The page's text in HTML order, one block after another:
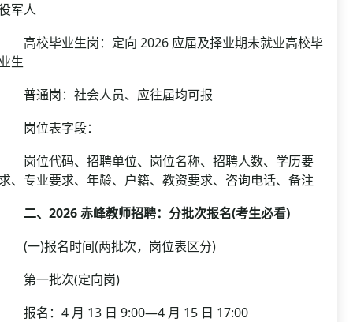
军人
校毕业生岗：定向 2026 应届及择业期未就业高校毕
生
通岗：社会人员、应往届均可报
位表字段：
位代码、招聘单位、岗位名称、招聘人数、学历要
、专业要求、年龄、户籍、教资要求、咨询电话、备注
、2026 赤峰教师招聘：分批次报名(考生必看)
一)报名时间(两批次，岗位表区分)
一批次(定向岗)
名：4 月 13 日 9:00—4 月 15 日 17:00